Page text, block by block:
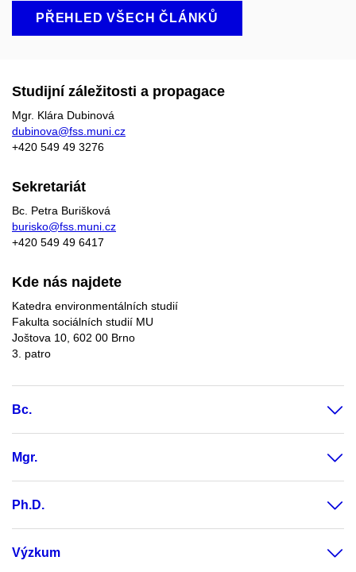
PŘEHLED VŠECH ČLÁNKŮ
Studijní záležitosti a propagace
Mgr. Klára Dubinová
dubinova@fss.muni.cz
+420 549 49 3276
Sekretariát
Bc. Petra Burišková
burisko@fss.muni.cz
+420 549 49 6417
Kde nás najdete
Katedra environmentálních studií
Fakulta sociálních studií MU
Joštova 10, 602 00 Brno
3. patro
Bc.
Mgr.
Ph.D.
Výzkum